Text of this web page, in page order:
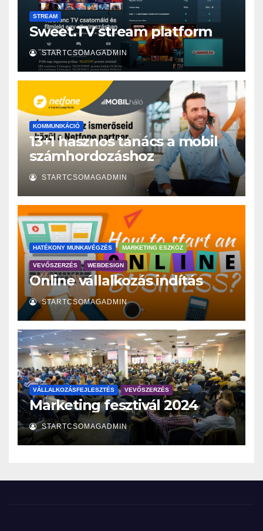
STREAM
Sweet.TV stream platform
STARTCSOMAGADMIN
KOMMUNIKÁCIÓ
13+1 hasznos tanács a mobil
számhordozáshoz
STARTCSOMAGADMIN
HATÉKONY MUNKAVÉGZÉS MARKETING ESZKÖZ
VEVŐSZERZÉS WEBDESIGN
Online vállalkozás indítás
STARTCSOMAGADMIN
VÁLLALKOZÁSFEJLESZTÉS VEVŐSZERZÉS
Marketing fesztivál 2024
STARTCSOMAGADMIN